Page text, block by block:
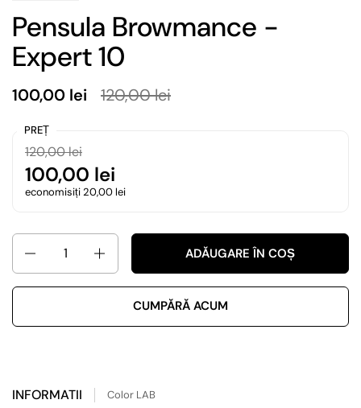
Pensula Browmance -
Expert 10
100,00 lei 120,00 lei
PREȚ
100,00 lei
120,00 lei
economisiți 20,00 lei
Cantitate
ADĂUGARE ÎN COȘ
CUMPĂRĂ ACUM
INFORMATII Color LAB